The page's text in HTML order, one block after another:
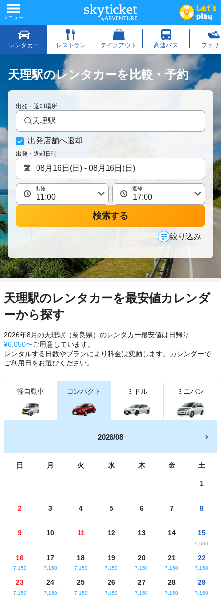
天理駅のレンタカーを比較・予約
出発・返却場所
天理駅
出発店舗へ返却
出発・返却日時
出発 返却
検索する
絞り込み
天理駅のレンタカーを最安値カレンダ
ーから探す
2026年8月の天理駅（奈良県）のレンタカー最安値は日帰り
¥6,050〜ご用意しています。
レンタルする日数やプランにより料金は変動します。カレンダーで
ご利用日をお選びください。
軽自動車 コンパクト ミドル ミニバン
2026/08
日 月 火 水 木 金 土
1
2 3 4 5 6 7 8
9 10 11 12 13 14 15
9,680
16
7,150
17
7,150
18
7,150
19
7,150
20
7,150
21
7,150
22
7,150
23
7,150
24
7,150
25
7,150
26
7,150
27
7,150
28
7,150
29
7,150